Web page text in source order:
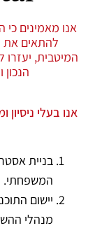
אנו בעלי ניסיון
בניית
המשפחתי.
יישום
מנהלי
אנו מאמינים כי
להתאים את
המיטבית, יעזרו